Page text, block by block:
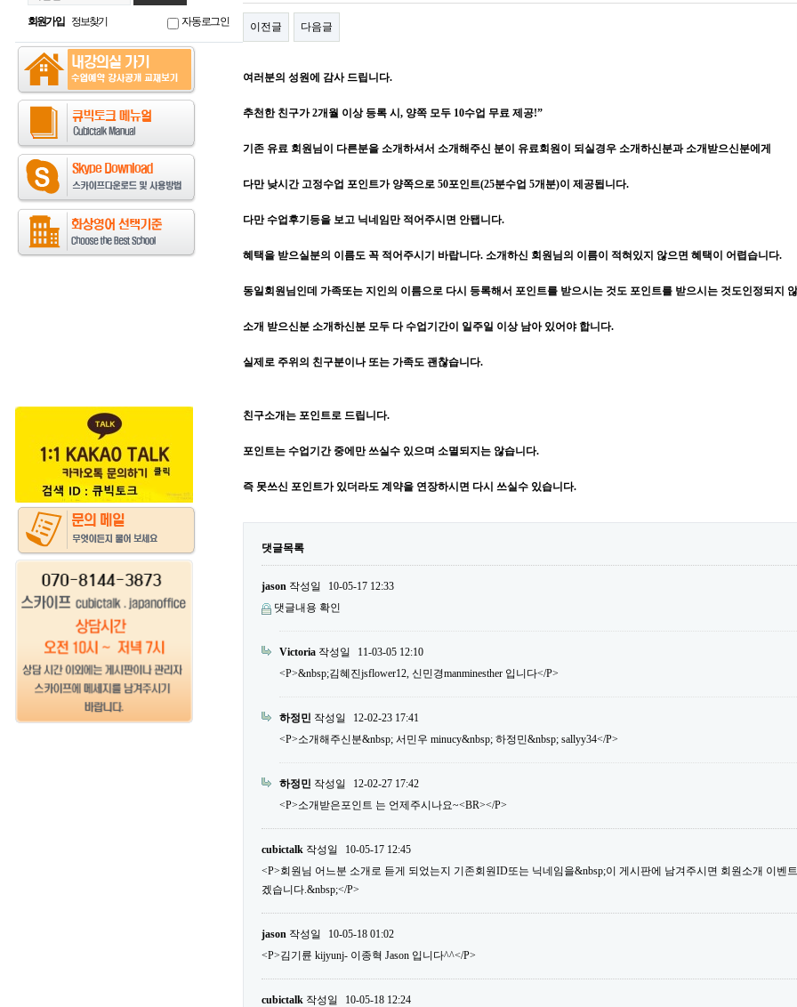
회원가입 정보찾기 자동로그인 이전글 다음글
여러분의 성원에 감사 드립니다.
추천한 친구가 2개월 이상 등록 시, 양쪽 모두 10수업 무료 제공!”
기존 유료 회원님이 다른분을 소개하셔서 소개해주신 분이 유료회원이 되실경우 소개하신분과 소개받으신분에게
다만 낮시간 고정수업 포인트가 양쪽으로 50포인트(25분수업 5개분)이 제공됩니다.
다만 수업후기등을 보고 닉네임만 적어주시면 안됍니다.
혜택을 받으실분의 이름도 꼭 적어주시기 바랍니다. 소개하신 회원님의 이름이 적혀있지 않으면 혜택이 어렵습니다.
동일회원님인데 가족또는 지인의 이름으로 다시 등록해서 포인트를 받으시는 것도 포인트를 받으시는 것도인정되지
소개 받으신분 소개하신분 모두 다 수업기간이 일주일 이상 남아 있어야 합니다.
실제로 주위의 친구분이나 또는 가족도 괜찮습니다.
친구소개는 포인트로 드립니다.
포인트는 수업기간 중에만 쓰실수 있으며 소멸되지는 않습니다.
즉 못쓰신 포인트가 있더라도 계약을 연장하시면 다시 쓰실수 있습니다.
댓글목록
jason 작성일
10-05-17 12:33
댓글내용 확인
Victoria 작성일
11-03-05 12:10
<P>&nbsp;김혜진jsflower12, 신민경manminesther 입니다</P>
하정민 작성일
12-02-23 17:41
<P>소개해주신분&nbsp; 서민우 minucy&nbsp; 하정민&nbsp; sallyy34</P>
하정민 작성일
12-02-27 17:42
<P>소개받은포인트 는 언제주시나요~<BR></P>
cubictalk 작성일
10-05-17 12:45
<P>회원님 어느분 소개로 듣게 되었는지 기존회원ID또는 닉네임을&nbsp;이 게시판에 남겨주시면 회원소개 이벤
겠습니다.&nbsp;</P>
jason 작성일
10-05-18 01:02
<P>김기륜 kijyunj- 이종혁 Jason 입니다^^</P>
cubictalk 작성일
10-05-18 12:24